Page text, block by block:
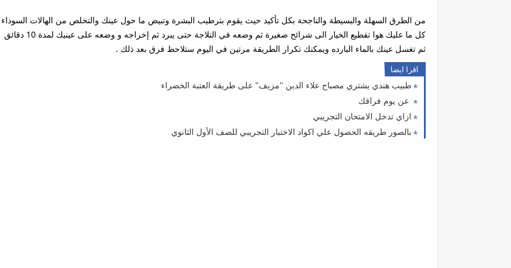
من الطرق السهلة والبسيطة والناجحة بكل تأكيد حيث يقوم بترطيب البشرة وتبيض ما حول عينك والتخلص من الهالات السوداء
كل ما عليك هوا تقطيع الخيار الى شرائح صغيرة ثم وضعه في التلاجة حتى يبرد ثم إخراجه و وضعه على عينيك لمدة 10 دقائق
ثم تغسل عينك بالماء البارده ويمكنك تكرار الطريقة مرتين في اليوم ستلاحظ فرق بعد ذلك .
اقرا ايضا
طبيب هندي يشتري مصباح علاء الدين "مزيف" على طريقة العتبة الخضراء
عن يوم فراقك
ازاي تدخل الامتحان التجريبي
بالصور طريقه الحصول علي اكواد الاختبار التجريبي للصف الأول الثانوي